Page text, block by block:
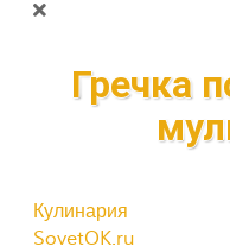
Гречка
Кулинария
SovetOK.ru